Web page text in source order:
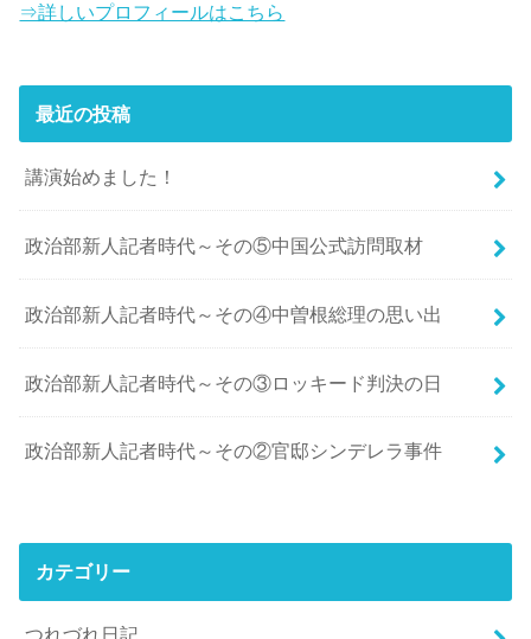
⇒詳しいプロフィールはこちら
最近の投稿
講演始めました！
政治部新人記者時代～その⑤中国公式訪問取材
政治部新人記者時代～その④中曽根総理の思い出
政治部新人記者時代～その③ロッキード判決の日
政治部新人記者時代～その②官邸シンデレラ事件
カテゴリー